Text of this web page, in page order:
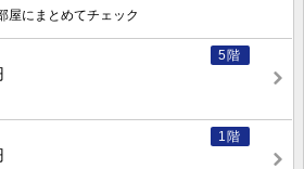
屋にまとめてチェック
5階
1階